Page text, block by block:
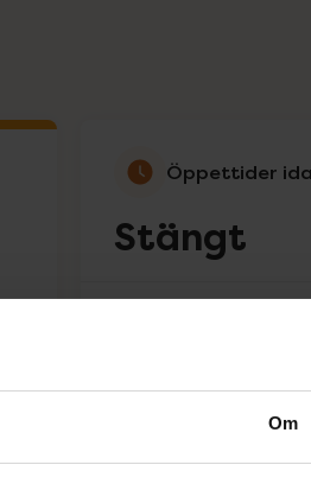
Om
Öppettider
Stängt
Tisdag